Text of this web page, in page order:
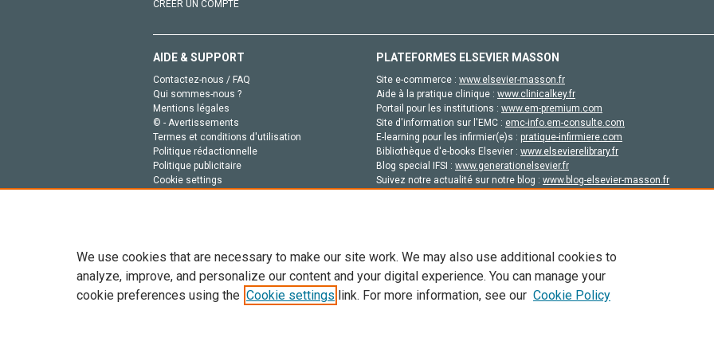
CRÉER UN COMPTE
AIDE & SUPPORT
Contactez-nous / FAQ
Qui sommes-nous ?
Mentions légales
© - Avertissements
Termes et conditions d'utilisation
Politique rédactionnelle
Politique publicitaire
Cookie settings
PLATEFORMES ELSEVIER MASSON
Site e-commerce : www.elsevier-masson.fr
Aide à la pratique clinique : www.clinicalkey.fr
Portail pour les institutions : www.em-premium.com
Site d'information sur l'EMC : emc-info.em-consulte.com
E-learning pour les infirmier(e)s : pratique-infirmiere.com
Bibliothèque d'e-books Elsevier : www.elsevierelibrary.fr
Blog special IFSI : www.generationelsevier.fr
Suivez notre actualité sur notre blog : www.blog-elsevier-masson.fr
Tout le contenu de ce site: Copyright © 2026 Elsevier, ses concédants de licence et ses contributeurs. Tout les droits sont réservés,
de données, a la formation en IA et aux technologies similaires. Pour tout contenu en libre accès, les conditions de licence
We use cookies that are necessary to make our site work. We may also use additional cookies to
analyze, improve, and personalize our content and your digital experience. You can manage your
cookie preferences using the Cookie settings link. For more information, see our Cookie Policy